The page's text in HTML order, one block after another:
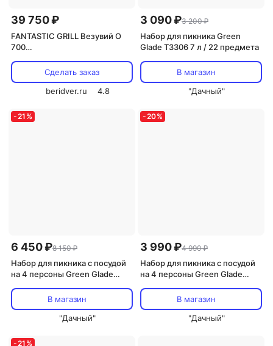
39 750 ₽
FANTASTIC GRILL Везувий O
700
етка+крышка)Сделать заказ
beridver.ru
4.8
3 090 ₽3 200 ₽
Набор для пикника Green
Glade T3306 7 л / 22 предмета
В магазин
"Дачный"
-21 %
6 450 ₽8 150 ₽
Набор для пикника с посудой
на 4 персоны Green Glade
термосумка 9 л
В магазин
"Дачный"
-20%
3 990 ₽4 990 ₽
Набор для пикника с посудой
на 4 персоны Green Glade
термосумка 11 л
В магазин
"Дачный"
-21 %